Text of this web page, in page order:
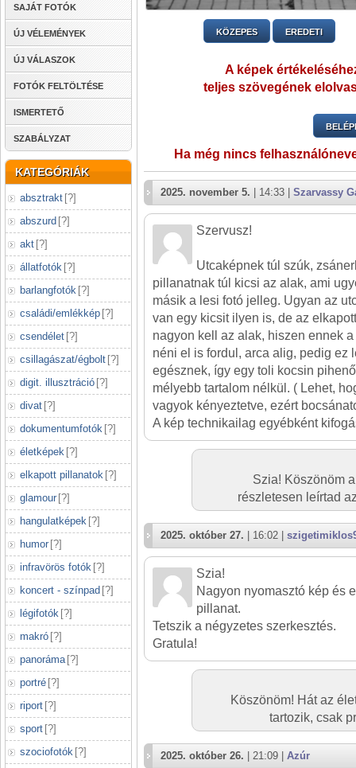
SAJÁT FOTÓK
ÚJ VÉLEMÉNYEK
ÚJ VÁLASZOK
FOTÓK FELTÖLTÉSE
ISMERTETŐ
SZABÁLYZAT
KATEGÓRIÁK
absztrakt [?]
abszurd [?]
akt [?]
állatfotók [?]
barlangfotók [?]
családi/emlékkép [?]
csendélet [?]
csillagászat/égbolt [?]
digit. illusztráció [?]
divat [?]
dokumentumfotók [?]
életképek [?]
elkapott pillanatok [?]
glamour [?]
hangulatképek [?]
humor [?]
infravörös fotók [?]
koncert - színpad [?]
légifotók [?]
makró [?]
panoráma [?]
portré [?]
riport [?]
sport [?]
szociofotók [?]
KÖZEPES EREDETI
A képek
teljes szövegének
Ha még nincs
2025. november 5. | 14:33 | Szarvassy
Szervusz!
Utcaképnek túl szúk,
pillanatnak túl kicsi az alak, ami
másik a lesi fotó jelleg. Ugyan az
van egy kicsit ilyen is, de az
nagyon kell az alak, hiszen ennek
néni el is fordul, arca alig, pedig ez
egésznek, így egy toli kocsin
mélyebb tartalom nélkül. ( Lehet,
vagyok kényeztetve, ezért
A kép technikailag egyébként
Szia! Köszönöm
részletesen leírtad
2025. október 27. | 16:02 |
Szia!
Nagyon nyomasztó kép és
pillanat.
Tetszik a négyzetes szerkesztés.
Gratula!
Köszönöm! Hát az
tartozik, csak
2025. október 26. | 21:09 | Azúr